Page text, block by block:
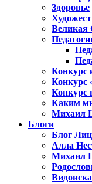
Здоровье
Великая
Конкурс
Конкурс
Конкурс
Каким
Михаил
Блоги
Блог
Алла
Михаил